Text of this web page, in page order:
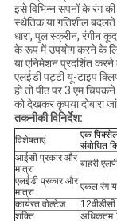
इसे विभिन्न सपनों के रंग की
स्थैतिक या गतिशील बदलते
धारा, पुल स्क्रीन, रंगीन
के रूप में उपयोग करने के
या एनिमेशन प्रदर्शित
एलईडी पट्टी यू-टाइप
हो तो पीठ पर 3 एम
को देखकर कृपया दोबारा
तकनीकी विनिर्देश:
विशेषताएं
एक
संबोधित
आईसी प्रकार और
मात्रा
बाहरी
एलईडी प्रकार और
मात्रा
एकल रंग
कार्यरत वोल्टेज
12वीडीसी
शक्ति
अधिकतम